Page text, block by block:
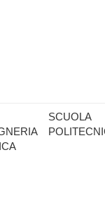
SCUOLA